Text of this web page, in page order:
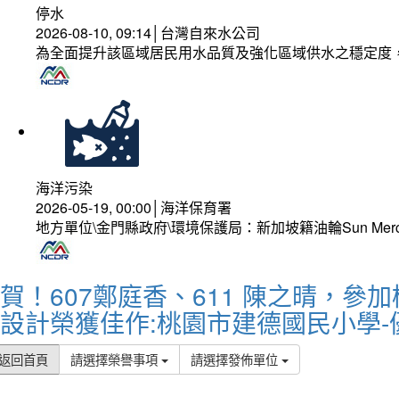
停水
2026-08-10, 09:14│台灣自來水公司
為全面提升該區域居民用水品質及強化區域供水之穩定
海洋污染
2026-05-19, 00:00│海洋保育署
地方單位\金門縣政府\環境保護局：新加坡籍油輪Sun
賀！607鄭庭香、611 陳之晴，參
設計榮獲佳作:桃園市建德國民小學-
回首頁 請選擇榮譽事項 請選擇發佈單位